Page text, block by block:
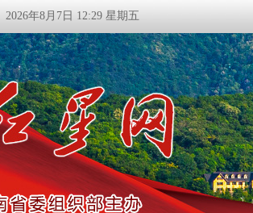
2026年8月7日 12:29 星期五